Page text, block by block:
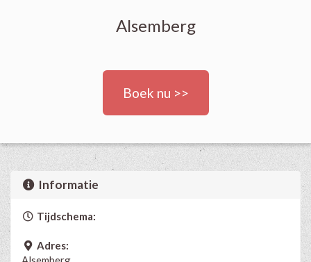
Alsemberg
Boek nu >>
Informatie
Tijdschema:
Adres: